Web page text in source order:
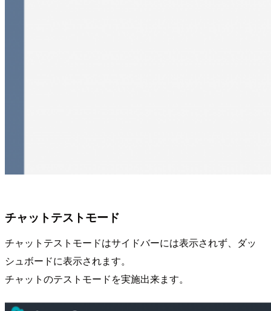
チャットテストモード
チャットテストモードはサイドバーには表示されず、ダッ
シュボードに表示されます。
チャットのテストモードを実施出来ます。